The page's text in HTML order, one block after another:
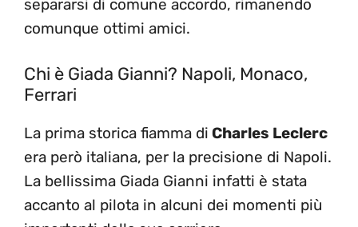
separarsi di comune accordo, rimanendo
comunque ottimi amici.
Chi è Giada Gianni? Napoli, Monaco,
Ferrari
La prima storica fiamma di Charles Leclerc
era però italiana, per la precisione di Napoli.
La bellissima Giada Gianni infatti è stata
accanto al pilota in alcuni dei momenti più